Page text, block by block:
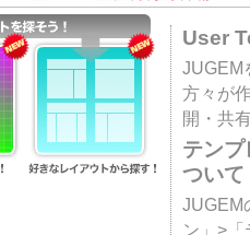
User
JUGEM
方々が
開・共
テン
ついて
JUGEM
ン」>